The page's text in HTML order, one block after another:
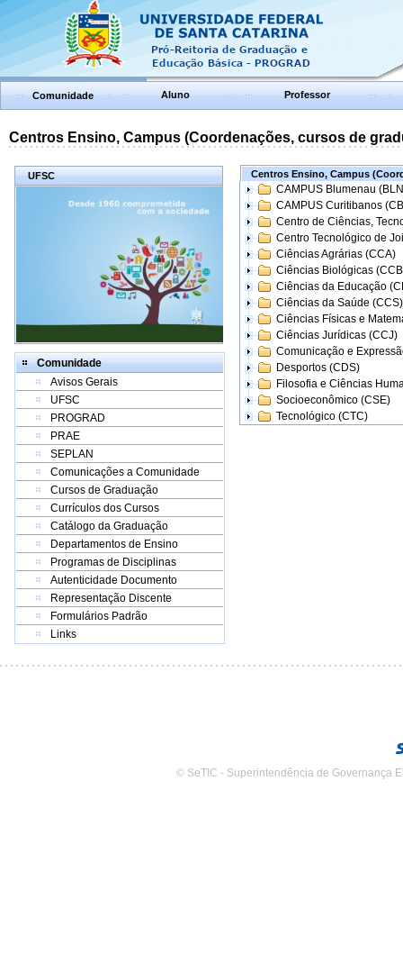
Comunidade Aluno Professor
Centros Ensino, Campus (Coordenações, cursos de
UFSC
Comunidade
Avisos Gerais
UFSC
PROGRAD
PRAE
SEPLAN
Comunicações a Comunidade
Cursos de Graduação
Currículos dos Cursos
Catálogo da Graduação
Departamentos de Ensino
Programas de Disciplinas
Autenticidade Documento
Representação Discente
Formulários Padrão
Links
Centros Ensino, Campus
CAMPUS Blumenau
CAMPUS Curitibanos
Centro de Ciências,
Centro Tecnológico de
Ciências Agrárias (CCA)
Ciências Biológicas
Ciências da Educação
Ciências da Saúde (CCS)
Ciências Físicas e
Ciências Jurídicas (CCJ)
Comunicação e
Desportos (CDS)
Filosofia e Ciências
Socioeconômico (CSE)
Tecnológico (CTC)
© SeTIC - Superintendência de Governança